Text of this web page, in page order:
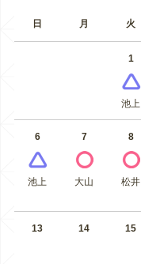
日 月 火
1
池上
6
池上
7
大山
8
松井
13 14 15